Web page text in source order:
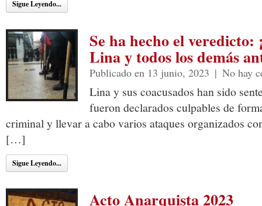
Sigue Leyendo...
Se ha hecho el veredicto:
Lina y todos los demás
Publicado en 13 junio, 2023 | No hay
Lina y sus coacusados han sido
fueron declarados culpables de
criminal y llevar a cabo varios ataques organizados
[…]
Sigue Leyendo...
Acto Anarquista 2023